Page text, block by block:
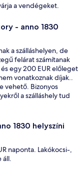
a vendégeket.
- anno 1830
a szálláshelyen, de
felárat számítanak
egy 200 EUR előleget
vonatkoznak díjak..
vehető. Bizonyos
a szálláshely tud
1830 helyszíni
naponta. Lakókocsi-,
áll.